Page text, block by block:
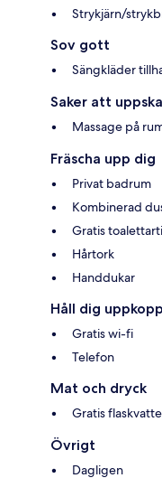
Strykjärn/
Sov gott
Sängkläder
Saker att
Massage på
Fräscha upp dig
Privat badrum
Kombinerad
Gratis
Hårtork
Handdukar
Håll dig
Gratis wi-fi
Telefon
Mat och dryck
Gratis
Övrigt
Dagligen